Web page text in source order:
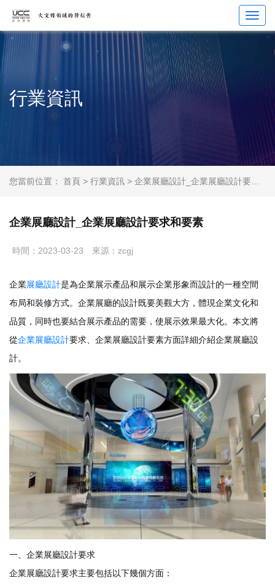
行業資訊
您當前位置： 首頁 > 行業資訊 > 企業展廳設計_企業展廳設計要求和要素
企業展廳設計_企業展廳設計要求和要素
時間：2023-03-23 來源：zcgj
企業展廳設計是為企業展示產品和展示企業形象而設計的一種空間
布局和裝修方式。企業展廳的設計既要美觀大方，體現企業文化和
品質，同時也要結合展示產品的需要，使展示效果最大化。本文將
從企業展廳設計要求、企業展廳設計要素方面詳細介紹企業展廳設
計。
一、企業展廳設計要求
企業展廳設計要求主要包括以下幾個方面：